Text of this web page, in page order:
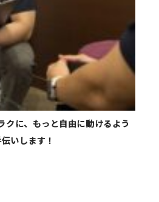
クに、もっと自由に動けるよう
いします！